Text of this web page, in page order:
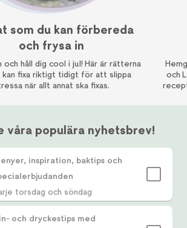
som du kan förbereda
och frysa in
och håll dig cool i jul! Här är rätterna
kan fixa riktigt tidigt för att slippa
när allt annat ska fixas.
och
våra populära nyhetsbrev!
inspiration, baktips och
torsdag och söndag
och dryckestips med